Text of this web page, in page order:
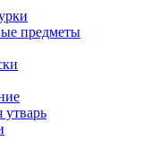
предметы
утварь